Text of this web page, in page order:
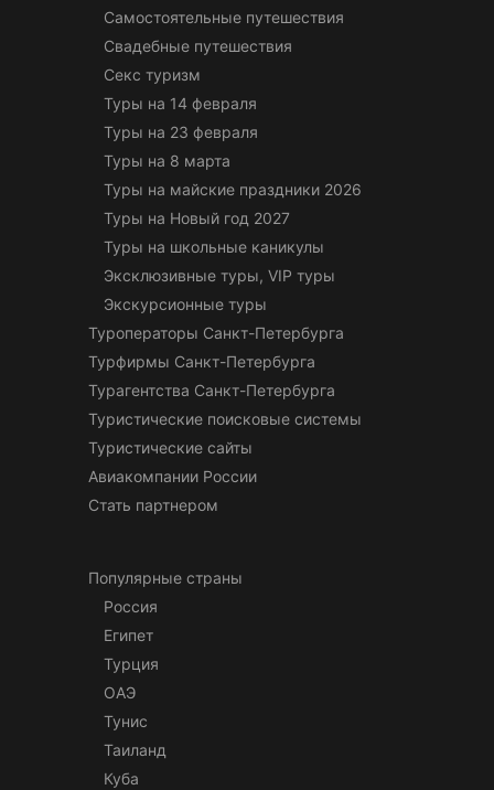
Самостоятельные путешествия
Свадебные путешествия
Секс туризм
Туры на 14 февраля
Туры на 23 февраля
Туры на 8 марта
Туры на майские праздники 2026
Туры на Новый год 2027
Туры на школьные каникулы
Эксклюзивные туры, VIP туры
Экскурсионные туры
Туроператоры Санкт-Петербурга
Турфирмы Санкт-Петербурга
Турагентства Санкт-Петербурга
Туристические поисковые системы
Туристические сайты
Авиакомпании России
Стать партнером
Популярные страны
Россия
Египет
Турция
ОАЭ
Тунис
Таиланд
Куба